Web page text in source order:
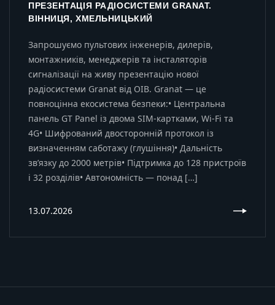
ПРЕЗЕНТАЦІЯ РАДІОСИСТЕМИ GRANAT.
ВІННИЦЯ, ХМЕЛЬНИЦЬКИЙ
Запрошуємо пультових інженерів, дилерів,
монтажників, менеджерів та інсталяторів
сигналізації на живу презентацію нової
радіосистеми Granat від OIB. Granat — це
повноцінна екосистема безпеки:• Центральна
панель GT Panel із двома SIM-картками, Wi-Fi та
4G• Шифрований двосторонній протокол із
визначенням саботажу (глушіння)• Дальність
зв’язку до 2000 метрів• Підтримка до 128 пристроїв
і 32 розділів• Автономність — понад […]
13.07.2026